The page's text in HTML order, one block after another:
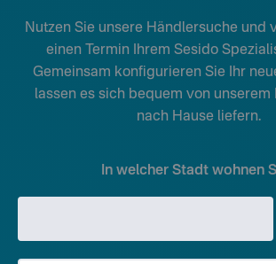
Nutzen Sie unsere Händlersuche und
einen Termin Ihrem Sesido
Gemeinsam konfigurieren Sie Ihr
lassen es sich bequem von
nach Hause liefern.
In welcher Stadt wohnen